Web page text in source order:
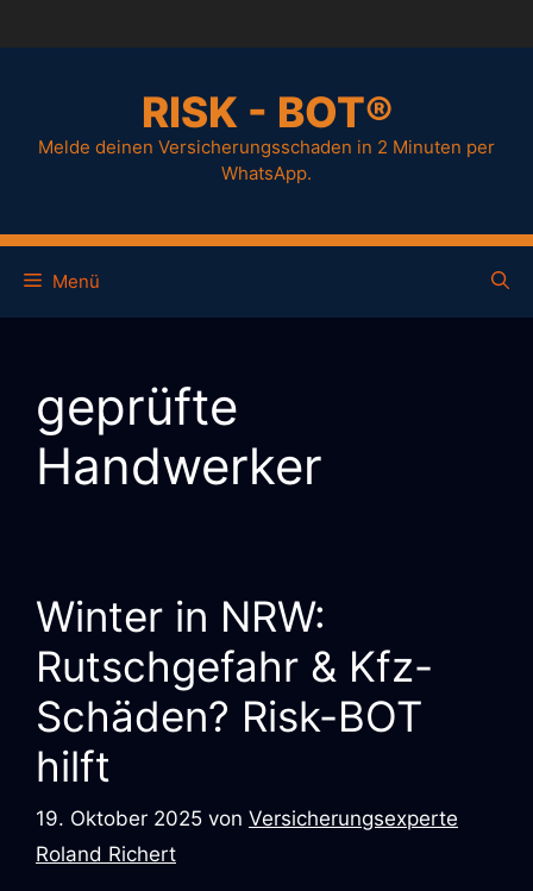
RISK - BOT®
Melde deinen Versicherungsschaden in 2 Minuten per
WhatsApp.
Menü
geprüfte
Handwerker
Winter in NRW:
Rutschgefahr & Kfz-
Schäden? Risk-BOT
hilft
19. Oktober 2025 von Versicherungsexperte
Roland Richert